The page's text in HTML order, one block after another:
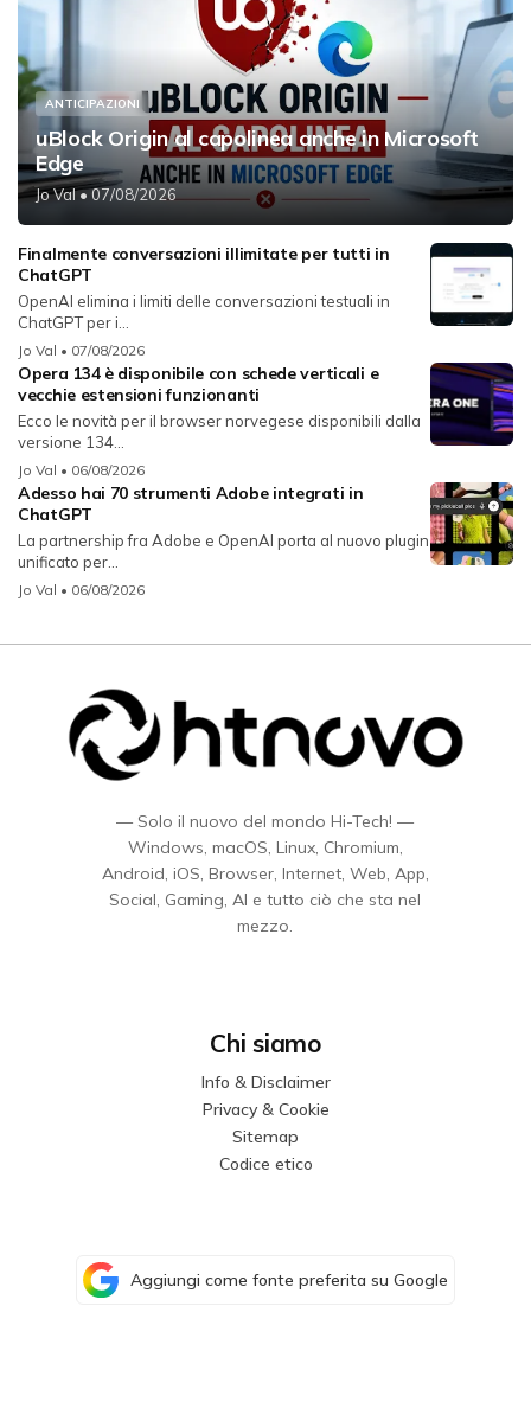
ANTICIPAZIONI
uBlock Origin al capolinea anche in Microsoft
Edge
Jo Val• 07/08/2026
Finalmente conversazioni illimitate per tutti in
ChatGPT
OpenAI elimina i limiti delle conversazioni testuali in
ChatGPT per i...
Jo Val • 07/08/2026
Opera 134 è disponibile con schede verticali e
vecchie estensioni funzionanti
Ecco le novità per il browser norvegese disponibili dalla
versione 134...
Jo Val • 06/08/2026
Adesso hai 70 strumenti Adobe integrati in
ChatGPT
La partnership fra Adobe e OpenAI porta al nuovo plugin
unificato per...
Jo Val • 06/08/2026
— Solo il nuovo del mondo Hi-Tech! —
Windows, macOS, Linux, Chromium,
Android, iOS, Browser, Internet, Web, App,
Social, Gaming, AI e tutto ciò che sta nel
mezzo.
Chi siamo
Info & Disclaimer
Privacy & Cookie
Sitemap
Codice etico
Aggiungi come fonte preferita su Google